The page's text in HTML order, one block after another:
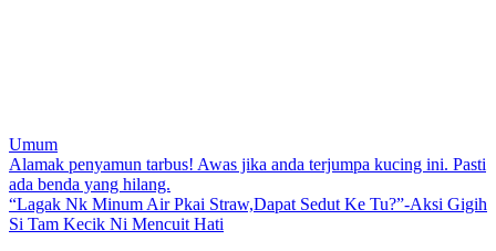
Umum
Post
navigation
Alamak penyamun tarbus! Awas jika anda terjumpa kucing ini. Pasti
ada benda yang hilang.
“Lagak Nk Minum Air Pkai Straw,Dapat Sedut Ke Tu?”-Aksi Gigih
Si Tam Kecik Ni Mencuit Hati